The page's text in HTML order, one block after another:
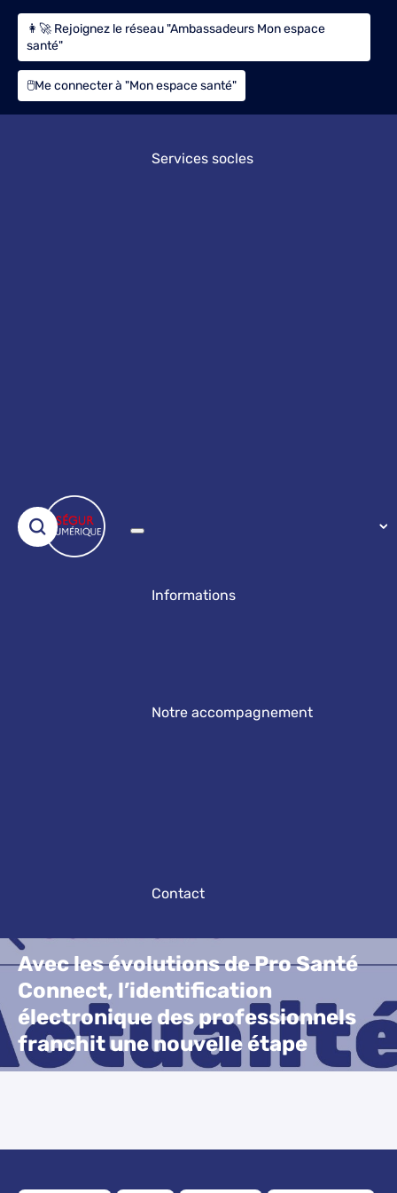
👩‍🚀 Rejoignez le réseau "Ambassadeurs Mon espace
santé"
🖱️Me connecter à "Mon espace santé"
Services socles
Informations
Notre accompagnement
Contact
Avec les évolutions de Pro Santé
Connect, l’identification
électronique des professionnels
franchit une nouvelle étape